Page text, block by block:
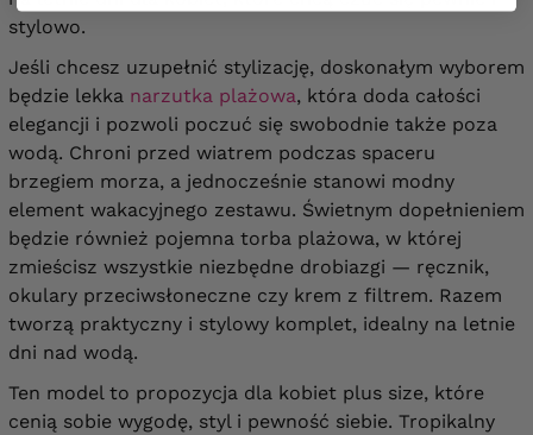
stylowo.
Jeśli chcesz uzupełnić stylizację, doskonałym wyborem
będzie lekka narzutka plażowa, która doda całości
elegancji i pozwoli poczuć się swobodnie także poza
wodą. Chroni przed wiatrem podczas spaceru
brzegiem morza, a jednocześnie stanowi modny
element wakacyjnego zestawu. Świetnym dopełnieniem
będzie również pojemna torba plażowa, w której
zmieścisz wszystkie niezbędne drobiazgi — ręcznik,
okulary przeciwsłoneczne czy krem z filtrem. Razem
tworzą praktyczny i stylowy komplet, idealny na letnie
dni nad wodą.
Ten model to propozycja dla kobiet plus size, które
cenią sobie wygodę, styl i pewność siebie. Tropikalny